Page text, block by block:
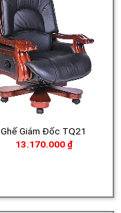
Ghế Giám Đốc TQ21
13.170.000 ₫